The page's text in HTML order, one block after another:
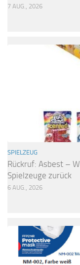
7 AUG., 2026
SPIELZEUG
Rückruf: Asbest –
Spielzeuge zurück
6 AUG., 2026